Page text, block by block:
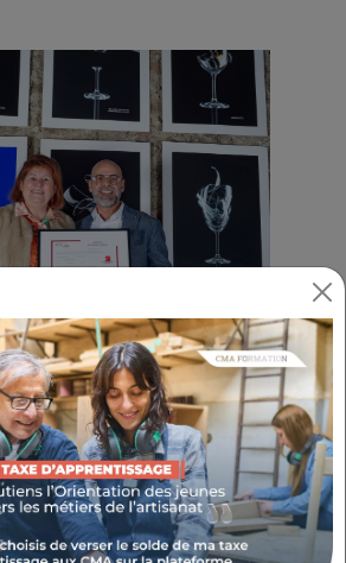
dans son atelier situé
Walter Deliperia été
la remise officielle du titre
Artisan d’Art. Cette
lui a été remise
, Présidente de la
Niveau Départemental de